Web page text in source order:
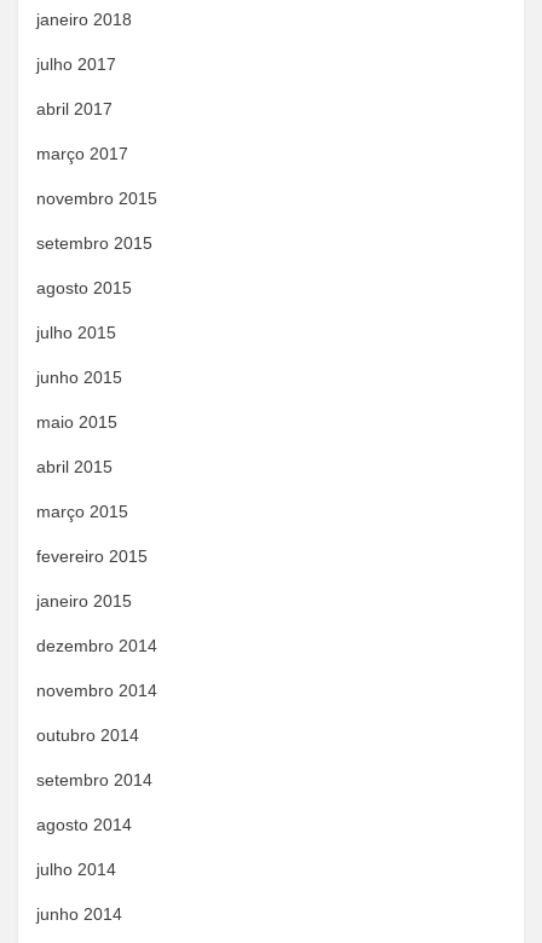
janeiro 2018
julho 2017
abril 2017
março 2017
novembro 2015
setembro 2015
agosto 2015
julho 2015
junho 2015
maio 2015
abril 2015
março 2015
fevereiro 2015
janeiro 2015
dezembro 2014
novembro 2014
outubro 2014
setembro 2014
agosto 2014
julho 2014
junho 2014